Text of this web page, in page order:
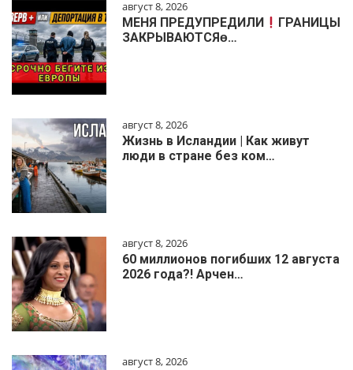
август 8, 2026
МЕНЯ ПРЕДУПРЕДИЛИ
ГРАНИЦЫ
ЗАКРЫВАЮТСЯɵ…
август 8, 2026
Жизнь в Исландии | Как живут
люди в стране без ком…
август 8, 2026
60 миллионов погибших 12 августа
2026 года?! Арчен…
август 8, 2026